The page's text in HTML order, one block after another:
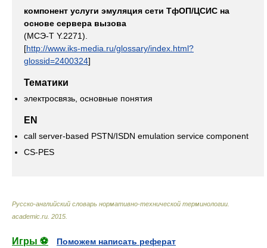
компонент услуги эмуляция сети ТфОП/ЦСИС на
основе сервера вызова
(МСЭ-Т Y.2271).
[http://www.iks-media.ru/glossary/index.html?
glossid=2400324]
Тематики
электросвязь, основные понятия
EN
call server-based PSTN/ISDN emulation service component
CS-PES
Русско-английский словарь нормативно-технической терминологии
academic.ru 2015
Игры ⚽
Поможем написать реферат